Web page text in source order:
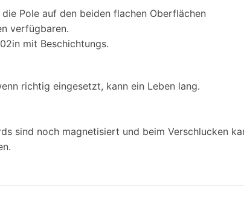
Pole auf den beiden flachen Oberflächen
verfügbaren.
mit Beschichtungs.
richtig eingesetzt, kann ein Leben lang.
sind noch magnetisiert und beim Verschlucken